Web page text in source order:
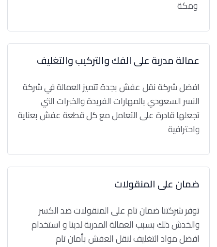
عمالة مدربة على الفك والتركيب والتغليف
افضل شركة نقل عفش بجدة تتميز العمالة في شركة
النسر السعودي بالمهارات الفريدة والخبرات التي
تجعلها قادرة على التعامل مع كل قطعة عفش بعناية
واحترافية
ضمان على المنقولات
توفر شركتنا ضمان تام على المنقولات ضد الكسر
والخدش ذلك بسبب العمالة المدربة لدينا و استخدام
افضل مواد التغليف لنقل العفش بأمان تام